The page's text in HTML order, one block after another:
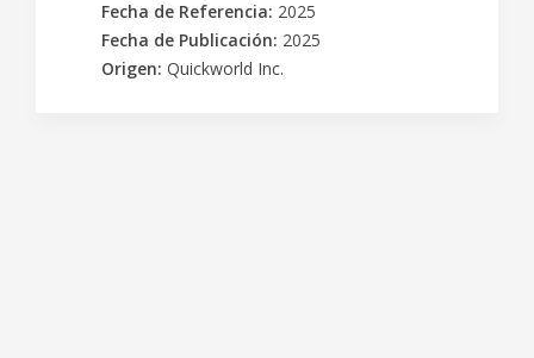
Fecha de Referencia: 2025
Fecha de Publicación: 2025
Origen: Quickworld Inc.